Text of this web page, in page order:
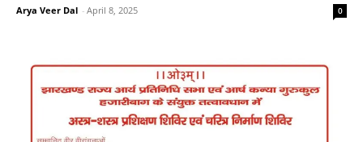
Arya Veer Dal - April 8, 2025 0